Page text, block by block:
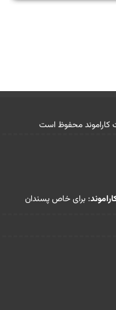
: برای خاص پسندان